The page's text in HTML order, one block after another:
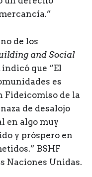
de los
and Social
indicó que “El
es
Fideicomiso de la
de desalojo
en algo muy
y próspero en
BSHF
Naciones Unidas.